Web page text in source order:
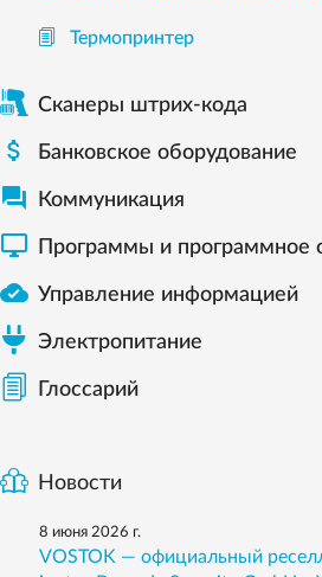
Термопринтер
Сканеры штрих-кода
 Банковское оборудование
 Коммуникация
 Программы и программное
 Управление информацией
Электропитание
Глоссарий
Новости
8 июня 2026 г.
VOSTOK — официальный